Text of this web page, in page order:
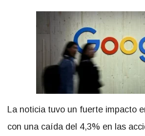
La noticia tuvo un fuerte impacto
con una caída del 4,3% en las